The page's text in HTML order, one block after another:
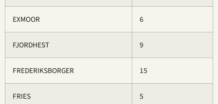
EXMOOR 6
FJORDHEST 9
FREDERIKSBORGER 15
FRIES 5